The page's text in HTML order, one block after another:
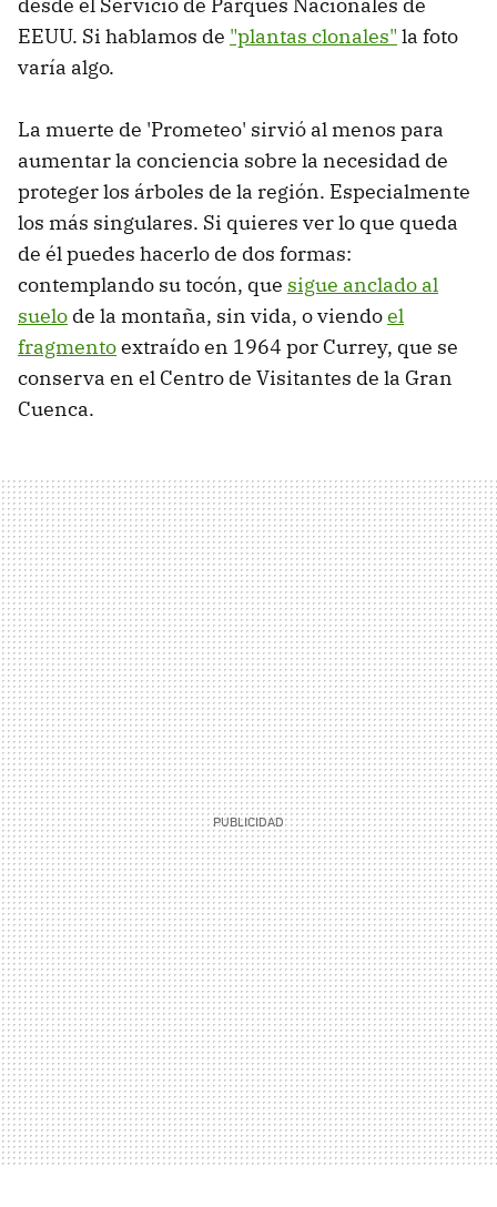
desde el Servicio de Parques Nacionales de
EEUU. Si hablamos de "plantas clonales" la foto
varía algo.
La muerte de 'Prometeo' sirvió al menos para
aumentar la conciencia sobre la necesidad de
proteger los árboles de la región. Especialmente
los más singulares. Si quieres ver lo que queda
de él puedes hacerlo de dos formas:
contemplando su tocón, que sigue anclado al
suelo de la montaña, sin vida, o viendoel
fragmentoextraído en 1964 por Currey, que se
conserva en el Centro de Visitantes de la Gran
Cuenca.